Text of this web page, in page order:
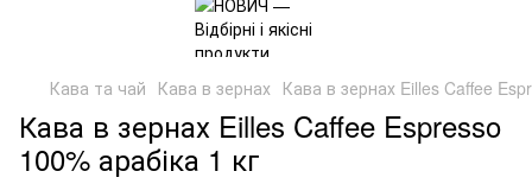
Кава та чай Кава в зернах Кава в зернах Eilles Caffee
Кава в зернах Eilles Caffee Espresso
100% арабіка 1 кг